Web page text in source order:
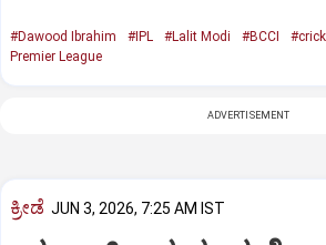
#Dawood Ibrahim #IPL #Lalit Modi #BCCI
Premier League
ADVERTISEMENT
ಕ್ರೀಡೆ JUN 3, 2026, 7:25 AM IST